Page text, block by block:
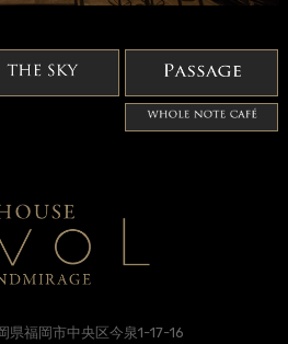
県福岡市中央区今泉1-17-16